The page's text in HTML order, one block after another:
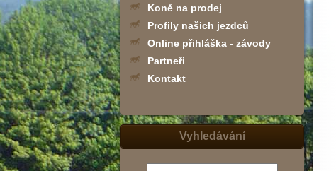
Koně na prodej
Profily našich jezdců
Online přihláška - závody
Partneři
Kontakt
Vyhledávání